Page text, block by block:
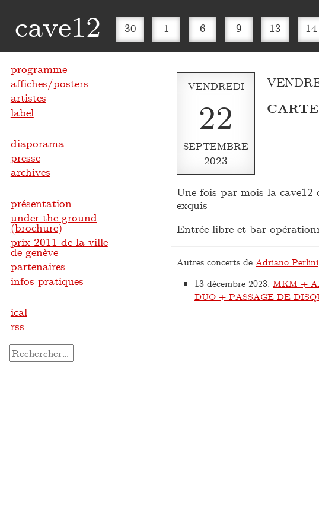
cave12 30 1 6 9 13 14
VENDREDI
22
SEPTEMBRE
2023
Une fois par mois la cave12
exquis
Entrée libre et bar
Autres concerts de Adriano Perlini
13 décembre 2023: MKM +
DUO + PASSAGE DE
programme
affiches/posters
artistes
label
diaporama
presse
archives
présentation
under the ground
(brochure)
prix 2011 de la ville
de genève
partenaires
infos pratiques
ical
rss
Rechercher :